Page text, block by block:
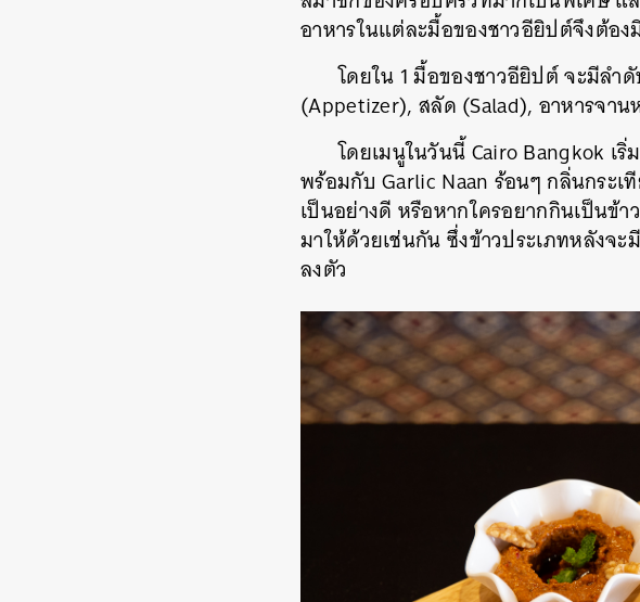
อาหารในแต่ละมื้อของชาวอียิปต์จึงต้อ
โดยใน 1 มื้อของชาวอียิปต์ จะมีลำ
(Appetizer), สลัด (Salad), อาหารจา
โดยเมนูในวันนี้ Cairo Bangkok เ
พร้อมกับ Garlic Naan ร้อนๆ กลิ่นกระเ
เป็นอย่างดี หรือหากใครอยากกินเป็นข้
มาให้ด้วยเช่นกัน ซึ่งข้าวประเภทหลังจ
ลงตัว